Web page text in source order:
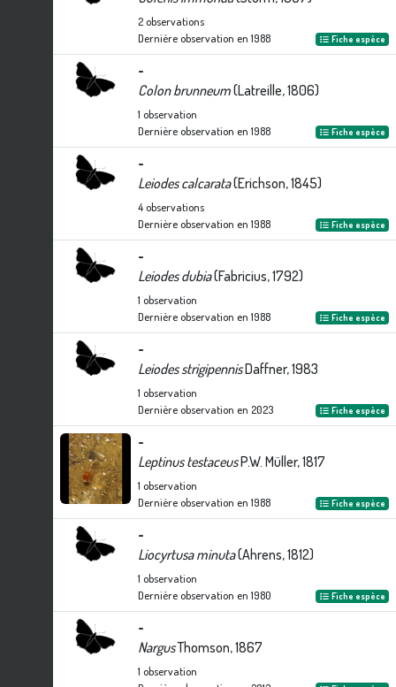
2observations
Dernière observation en 1988 Fiche espèce
-
Colon brunneum(Latreille, 1806)
1 observation
Dernière observation en 1988 Fiche espèce
-
Leiodes calcarata(Erichson, 1845)
4observations
Dernière observation en 1988 Fiche espèce
-
Leiodes dubia(Fabricius, 1792)
1 observation
Dernière observation en 1988 Fiche espèce
-
Leiodes strigipennisDaffner, 1983
1 observation
Dernière observation en 2023 Fiche espèce
-
Leptinus testaceusP.W. Müller, 1817
1 observation
Dernière observation en 1988 Fiche espèce
-
Liocyrtusa minuta(Ahrens, 1812)
1 observation
Dernière observation en 1980 Fiche espèce
-
NargusThomson, 1867
1 observation